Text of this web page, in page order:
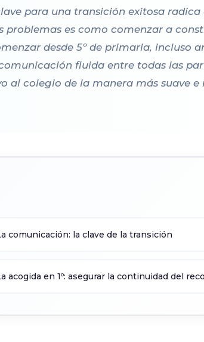
para una transición exitosa radica
es como comenzar a
desde 5º de primaria, incluso
fluida entre todas las
al colegio de la manera más suave
comunicación: la clave de la transición
acogida en 1º: asegurar la continuidad del